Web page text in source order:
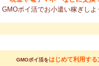
GMOポイ活でお小遣い稼ぎしよ
GMOポイ活をはじめて利用する